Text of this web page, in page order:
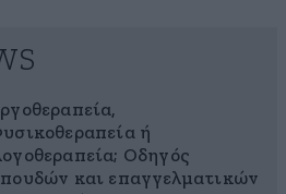
ή
Οδηγός
και επαγγελματικών